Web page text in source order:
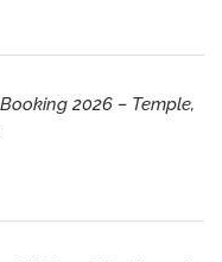
2026 – Temple,